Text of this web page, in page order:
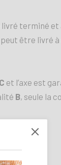
terminé et
être livré
et l’axe est
B, seule la